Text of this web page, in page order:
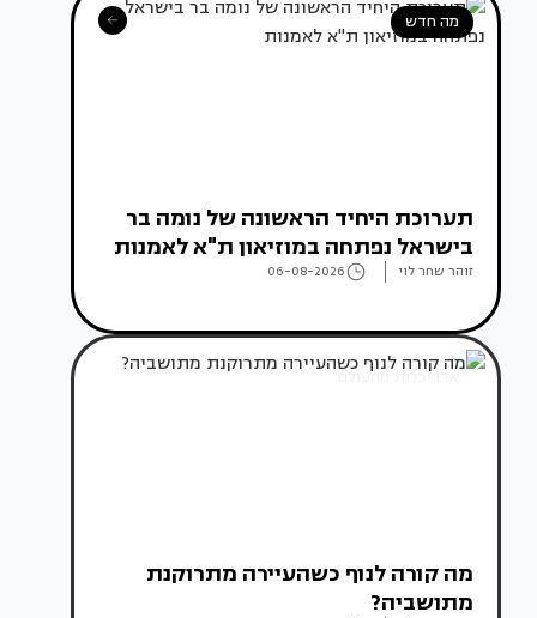
מה חדש
תערוכת היחיד הראשונה של נומה בר
בישראל נפתחה במוזיאון ת"א לאמנות
זוהר שחר לוי 06-08-2026
אדריכלות מהעולם
מה קורה לנוף כשהעיירה מתרוקנת
מתושביה?